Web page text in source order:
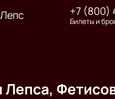
+7 (800)
Билеты и
Лепса,